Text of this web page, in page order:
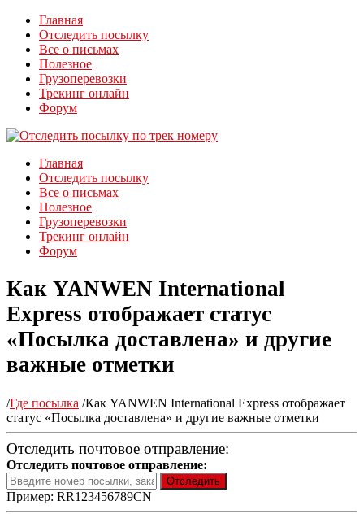
Главная
Отследить посылку
Все о письмах
Полезное
Грузоперевозки
Трекинг онлайн
Форум
Главная
Отследить посылку
Все о письмах
Полезное
Грузоперевозки
Трекинг онлайн
Форум
Как YANWEN International
Express отображает статус
«Посылка доставлена» и другие
важные отметки
/Где посылка /Как YANWEN International Express отображает
статус «Посылка доставлена» и другие важные отметки
Отследить почтовое отправление:
Отследить почтовое отправление:
Пример: RR123456789CN